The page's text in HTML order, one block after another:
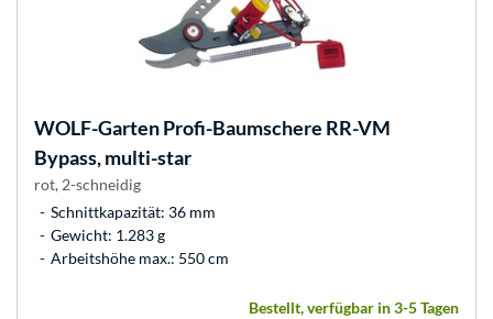
WOLF-GartenProfi-Baumschere RR-VM
Bypass, multi-star
rot, 2-schneidig
Schnittkapazität: 36 mm
Gewicht: 1.283 g
Arbeitshöhe max.: 550 cm
Bestellt, verfügbar in 3-5 Tagen